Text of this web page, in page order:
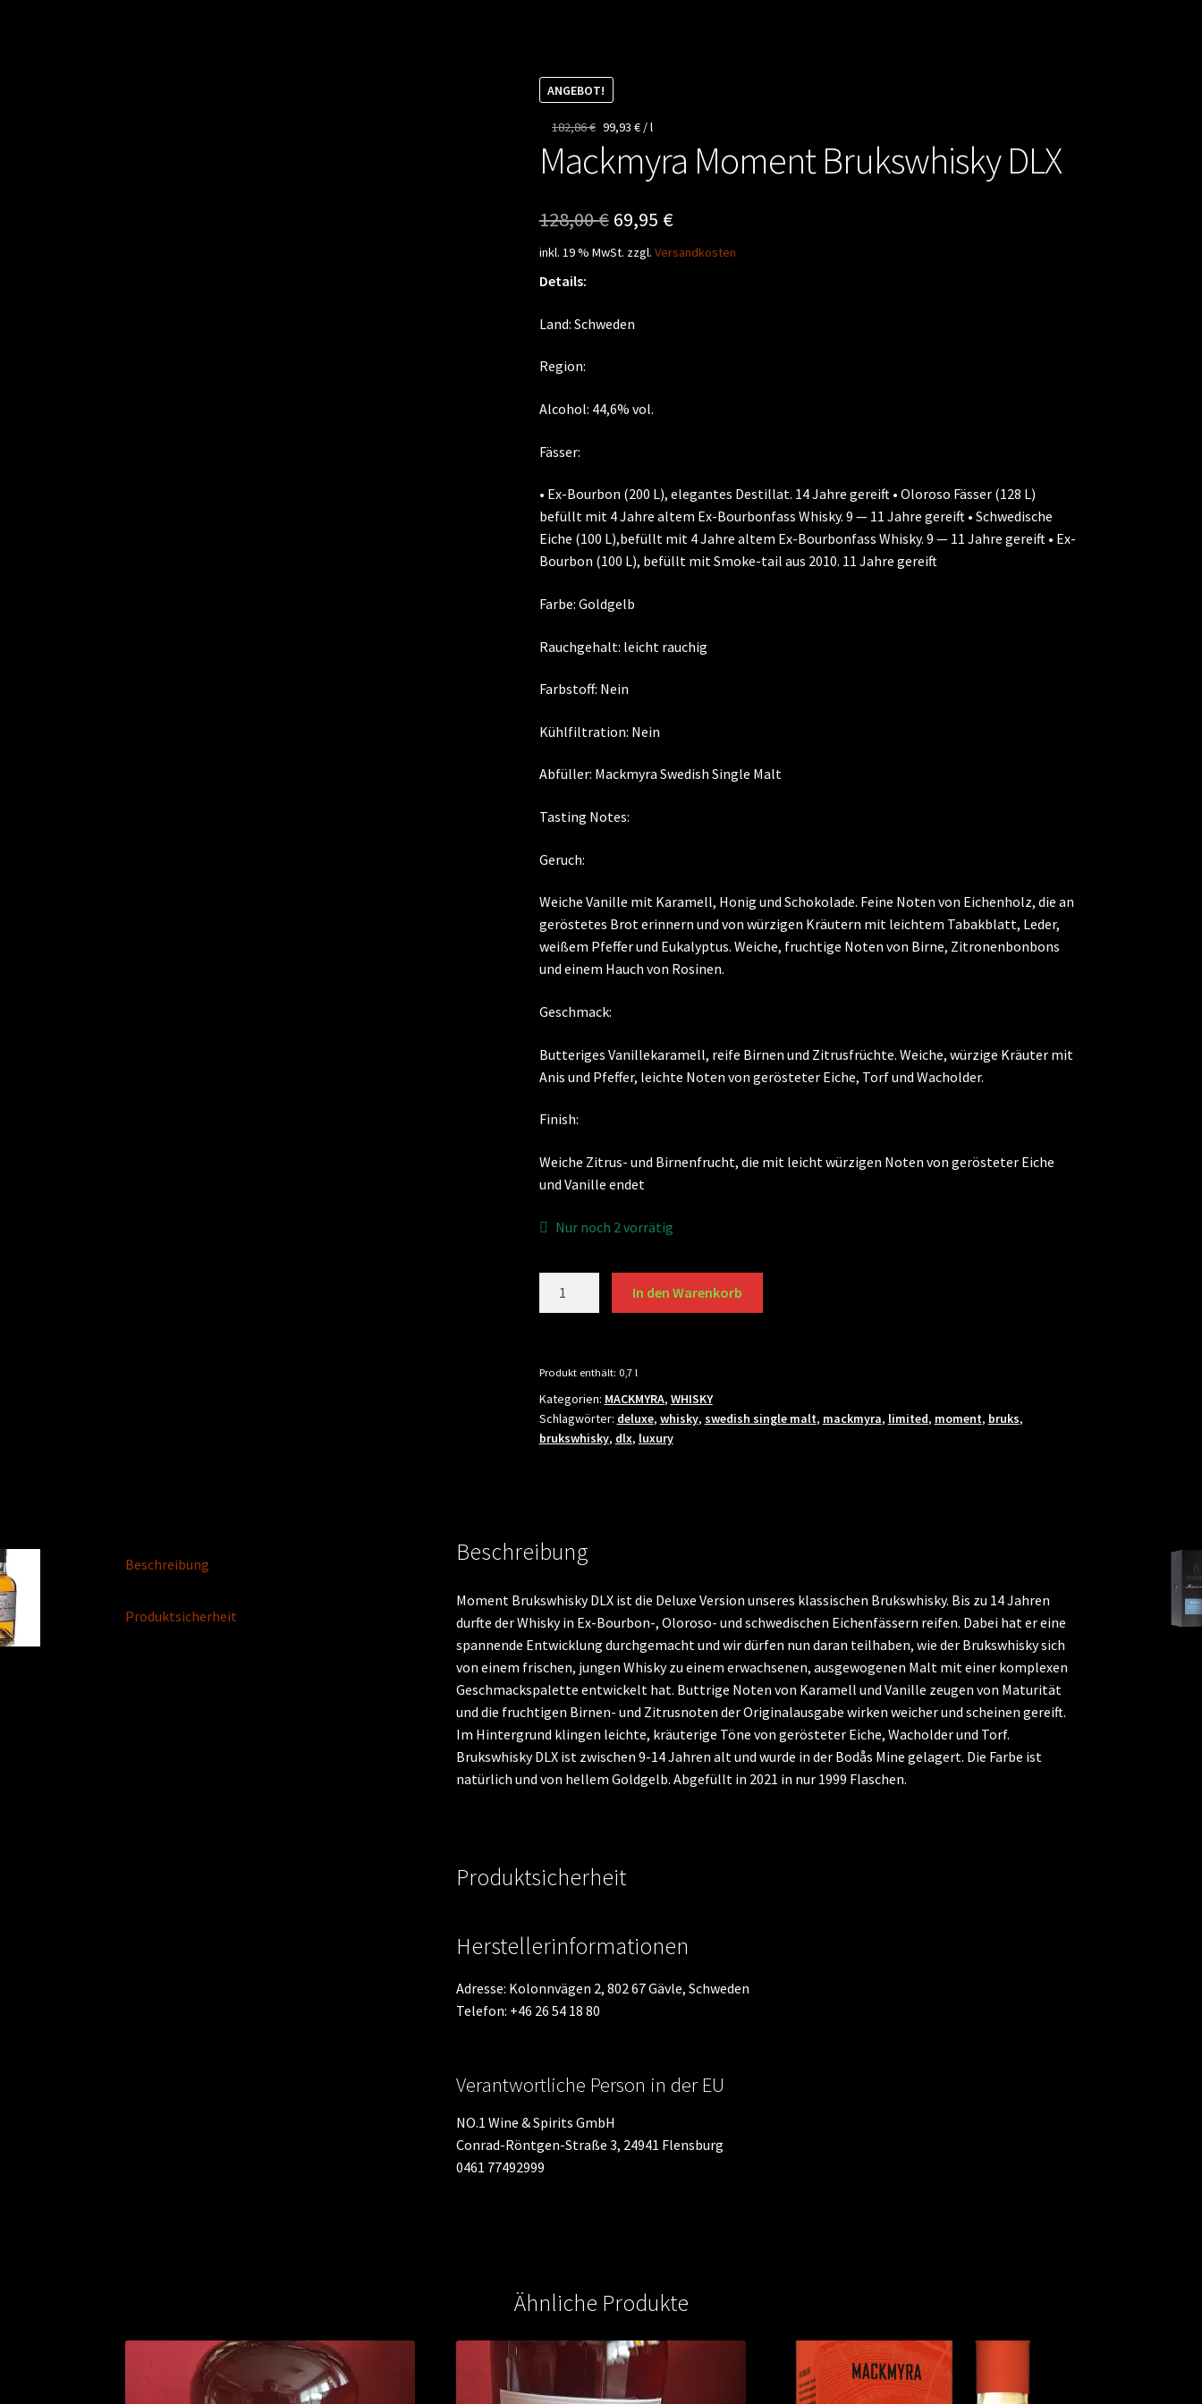
ANGEBOT!
182,86€ 99,93 €/l
Mackmyra Moment Brukswhisky DLX
128,00€ Ursprünglicher
Preis
128,00 €
69,95 €Aktueller
Preis
inkl. 19 % MwSt. zzgl. Versandkosten
Details:
Land: Schweden
Region:
Alcohol: 44,6% vol.
Fässer:
• Ex-Bourbon (200 L), elegantes Destillat. 14 Jahre gereift • Oloroso Fässer (128 L)
befüllt mit 4 Jahre altem Ex-Bourbonfass Whisky. 9 — 11 Jahre gereift • Schwedische
Eiche (100 L),befüllt mit 4 Jahre altem Ex-Bourbonfass Whisky. 9 — 11 Jahre gereift • Ex-
Bourbon (100 L), befüllt mit Smoke-tail aus 2010. 11 Jahre gereift
Farbe: Goldgelb
Rauchgehalt: leicht rauchig
Farbstoff: Nein
Kühlfiltration: Nein
Abfüller: Mackmyra Swedish Single Malt
Tasting Notes:
Geruch:
Weiche Vanille mit Karamell, Honig und Schokolade. Feine Noten von Eichenholz, die an
geröstetes Brot erinnern und von würzigen Kräutern mit leichtem Tabakblatt, Leder,
weißem Pfeffer und Eukalyptus. Weiche, fruchtige Noten von Birne, Zitronenbonbons
und einem Hauch von Rosinen.
Geschmack:
Butteriges Vanillekaramell, reife Birnen und Zitrusfrüchte. Weiche, würzige Kräuter mit
Anis und Pfeffer, leichte Noten von gerösteter Eiche, Torf und Wacholder.
Finish:
Weiche Zitrus- und Birnenfrucht, die mit leicht würzigen Noten von gerösteter Eiche
und Vanille endet
Nur noch 2 vorrätig
Menge
In den Warenkorb
Produkt enthält: 0,7 l
Kategorien: MACKMYRA, WHISKY
Schlagwörter: deluxe, whisky, swedish single malt, mackmyra, limited, moment, bruks,
brukswhisky, dlx, luxury
Beschreibung
Produktsicherheit
Beschreibung
Moment Brukswhisky DLX ist die Deluxe Version unseres klassischen Brukswhisky. Bis zu 14 Jahren
durfte der Whisky in Ex-Bourbon-, Oloroso- und schwedischen Eichenfässern reifen. Dabei hat er eine
spannende Entwicklung durchgemacht und wir dürfen nun daran teilhaben, wie der Brukswhisky sich
von einem frischen, jungen Whisky zu einem erwachsenen, ausgewogenen Malt mit einer komplexen
Geschmackspalette entwickelt hat. Buttrige Noten von Karamell und Vanille zeugen von Maturität
und die fruchtigen Birnen- und Zitrusnoten der Originalausgabe wirken weicher und scheinen gereift.
Im Hintergrund klingen leichte, kräuterige Töne von gerösteter Eiche, Wacholder und Torf.
Brukswhisky DLX ist zwischen 9-14 Jahren alt und wurde in der Bodås Mine gelagert. Die Farbe ist
natürlich und von hellem Goldgelb. Abgefüllt in 2021 in nur 1999 Flaschen.
Produktsicherheit
Herstellerinformationen
Adresse: Kolonnvägen 2, 802 67 Gävle, Schweden
Telefon: +46 26 54 18 80
Verantwortliche Person in der EU
NO.1 Wine & Spirits GmbH
Conrad-Röntgen-Straße 3, 24941 Flensburg
0461 77492999
Ähnliche Produkte